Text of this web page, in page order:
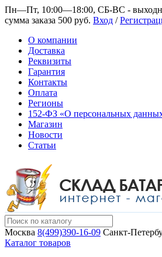
Пн—Пт, 10:00—18:00, СБ-ВС -
сумма заказа 500 руб. Вход /
О компании
Доставка
Реквизиты
Гарантия
Контакты
Оплата
Регионы
152-ФЗ «О персональных
Магазин
Новости
Статьи
Москва 8(499)390-16-09 Санкт-
Каталог товаров